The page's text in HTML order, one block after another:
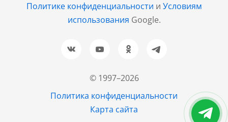
© 1997–2026
Политика конфиденциальности
Карта сайта
Политике конфиденциальности и Условиям
использования Google.
Барнаул
+7 (961) 999-93-93
Новосибирск
+7 (843) 202-37-37